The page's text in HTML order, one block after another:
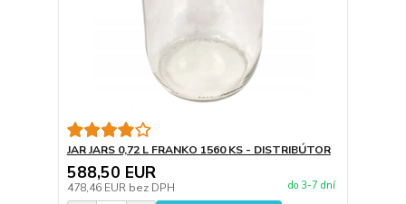
JAR JARS 0,72 L FRANKO 1560 KS - DISTRIBÚTOR
588,50 EUR
478,46 EUR bez DPH do 3-7 dní